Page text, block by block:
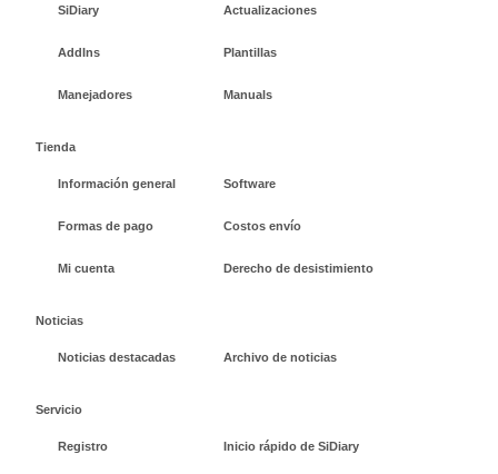
SiDiary Actualizaciones
AddIns Plantillas
Manejadores Manuals
Tienda
Información general Software
Formas de pago Costos envío
Mi cuenta Derecho de desistimiento
Noticias
Noticias destacadas Archivo de noticias
Servicio
Registro Inicio rápido de SiDiary